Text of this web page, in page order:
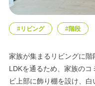
#リビング #階段
家族が集まるリビングに
LDKを通るため、家族の
ビ上部に飾り棚を設け、白